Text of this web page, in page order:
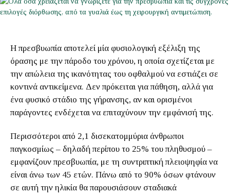
Η πρεσβυωπία αποτελεί μία φυσιολογική εξέλιξη της
όρασης με την πάροδο του χρόνου, η οποία σχετίζεται με
την απώλεια της ικανότητας του οφθαλμού να εστιάζει σε
κοντινά αντικείμενα. Δεν πρόκειται για πάθηση, αλλά για
ένα φυσικό στάδιο της γήρανσης, αν και ορισμένοι
παράγοντες ενδέχεται να επιταχύνουν την εμφάνισή της.
Περισσότεροι από 2,1 δισεκατομμύρια άνθρωποι
παγκοσμίως – δηλαδή περίπου το 25% του πληθυσμού –
εμφανίζουν πρεσβυωπία, με τη συντριπτική πλειοψηφία να
είναι άνω των 45 ετών. Πάνω από το 90% όσων φτάνουν
σε αυτή την ηλικία θα παρουσιάσουν σταδιακά